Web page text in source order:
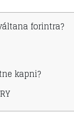
forintra?
kapni?